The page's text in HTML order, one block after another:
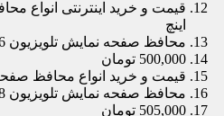
اینچ
محافظ صفحه نمایش تلویزیون 46 اینچ
500,000 تومان
قیمت و خرید انواع محافظ صفحه
محافظ صفحه نمایش تلویزیون 48 اینچ
505,000 تومان